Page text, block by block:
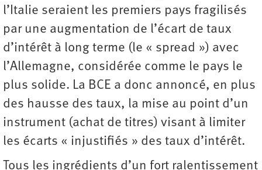
l’Italie seraient les premiers pays fragilisés
par une augmentation de l’écart de taux
d’intérêt à long terme (le « spread ») avec
l’Allemagne, considérée comme le pays le
plus solide. La BCE a donc annoncé, en plus
des hausse des taux, la mise au point d’un
instrument (achat de titres) visant à limiter
les écarts « injustifiés » des taux d’intérêt.
Tous les ingrédients d’un fort ralentissement